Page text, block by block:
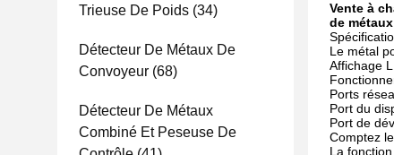
Trieuse De Poids (34)
Détecteur De Métaux De
Convoyeur (68)
Détecteur De Métaux
Combiné Et Peseuse De
Vente à
de métaux
Le métal
Affichage
Ports
Port du
Port de
Comptez
La